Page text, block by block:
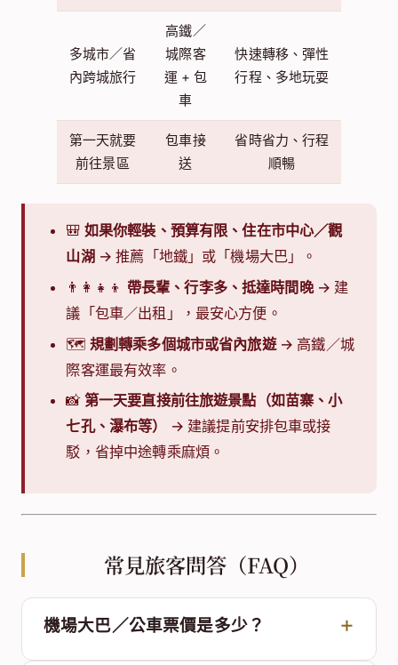
多城市／省
內跨城旅行
高鐵／
城際客
運 + 包
車
快速轉移、彈性
行程、多地玩耍
第一天就要
前往景區
包車接
送
省時省力、行程
順暢
🎒 如果你輕裝、預算有限、住在市中心／觀
山湖 → 推薦「地鐵」或「機場大巴」。
👨‍👩‍👧‍👦 帶長輩、行李多、抵達時間晚→ 建
議「包車／出租」，最安心方便。
🗺️ 規劃轉乘多個城市或省內旅遊→ 高鐵／城
際客運最有效率。
📸 第一天要直接前往旅遊景點（如苗寨、小
七孔、瀑布等）
→ 建議提前安排包車或接
駁，省掉中途轉乘麻煩。
常見旅客問答（FAQ）
機場大巴／公車票價是多少？